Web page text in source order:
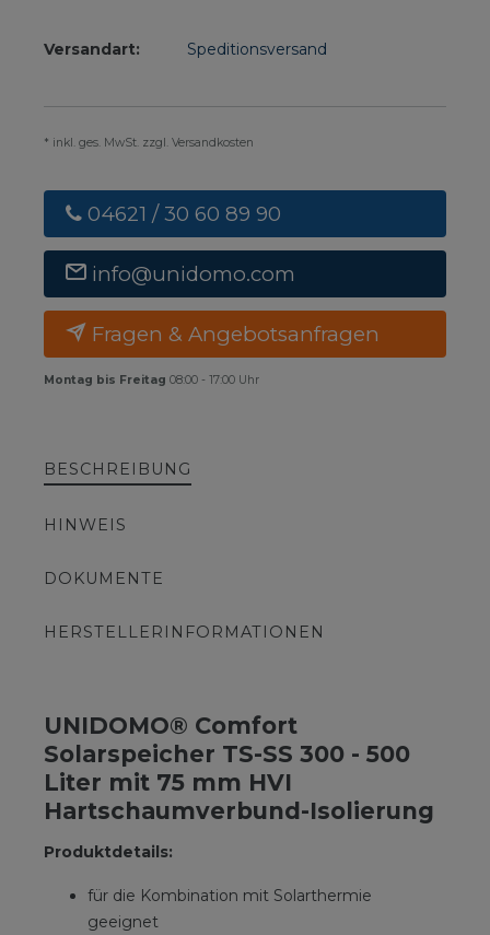
Versandart: Speditionsversand
* inkl. ges. MwSt. zzgl. Versandkosten
04621 / 30 60 89 90
info@unidomo.com
Fragen & Angebotsanfragen
Montag bis Freitag 08:00 - 17:00 Uhr
BESCHREIBUNG
HINWEIS
DOKUMENTE
HERSTELLERINFORMATIONEN
UNIDOMO® Comfort
Solarspeicher TS-SS 300 - 500
Liter mit 75 mm HVI
Hartschaumverbund-Isolierung
Produktdetails:
für die Kombination mit Solarthermie
geeignet